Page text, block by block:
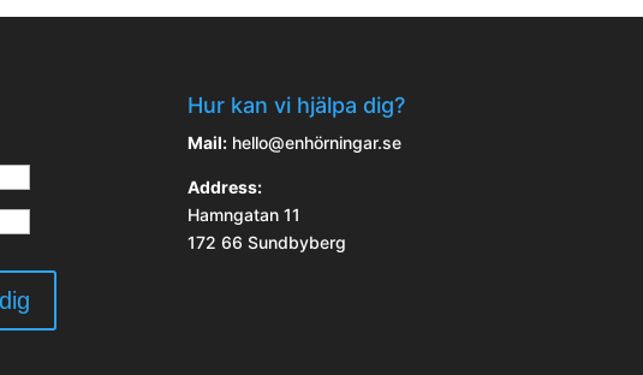
Hur kan vi hjälpa dig?
Mail:hello@enhörningar.se
Address:
Hamngatan 11
172 66 Sundbyberg